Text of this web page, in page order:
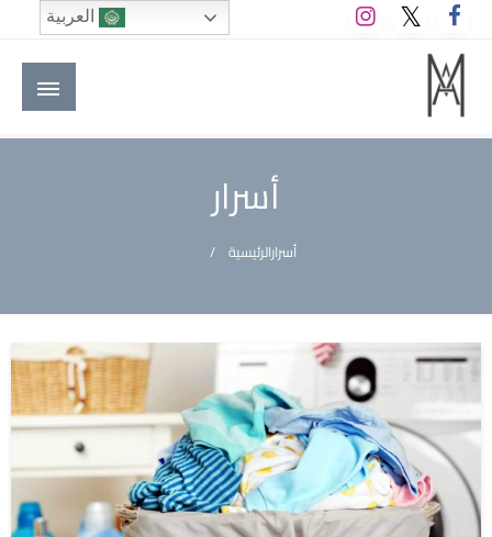
التخطي
إلى
المحتوى
M A hotels | إم ايه هوتيلز
الموقع الأول للعاملين في الفنادق في العالم العربي
أسرار
الرئيسيةأسرار
العربية